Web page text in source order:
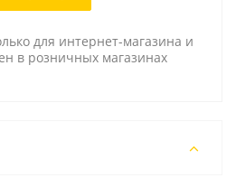
для интернет-магазина и
в розничных магазинах